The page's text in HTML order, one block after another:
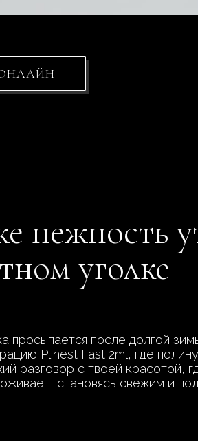
нежность
уголке
просыпается после долгой
Plinest Fast 2ml, где
разговор с твоей красотой,
становясь свежим и